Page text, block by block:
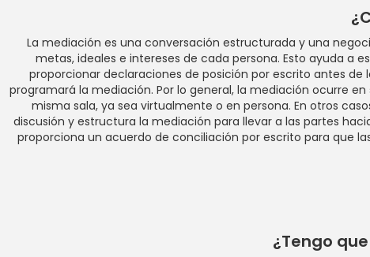
La mediación es una conversación estructurada y una
metas, ideales e intereses de cada persona. Esto ayuda a
proporcionar declaraciones de posición por escrito antes de
programará la mediación. Por lo general, la mediación ocurre
misma sala, ya sea virtualmente o en persona. En otros
discusión y estructura la mediación para llevar a las partes
proporciona un acuerdo de conciliación por escrito para que
¿Tengo